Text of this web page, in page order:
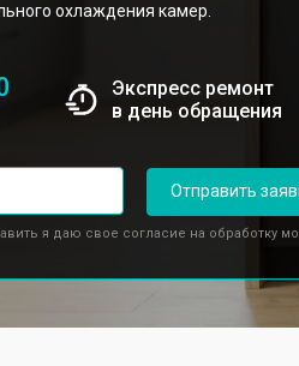
охлаждения камер.
Экспресс ремонт
в день обращения
Отправить
я даю свое согласие на обработку